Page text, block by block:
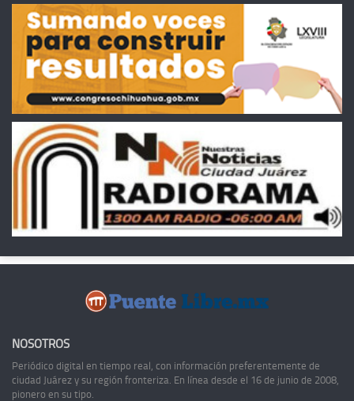
NOSOTROS
Periódico digital en tiempo real, con información preferentemente de
ciudad Juárez y su región fronteriza. En línea desde el 16 de junio de 2008,
pionero en su tipo.